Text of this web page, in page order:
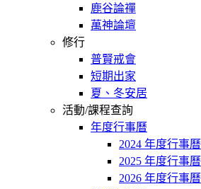
鹿谷論禪
萬神論壇
修行
普賢戒會
短期出家
夏、冬安居
活動/課程查詢
年度行事曆
2024 年度行事曆
2025 年度行事曆
2026 年度行事曆